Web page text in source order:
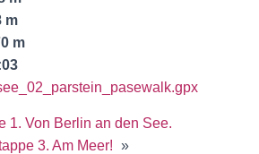
m
m
1. Von Berlin an den See.
3. Am Meer! »